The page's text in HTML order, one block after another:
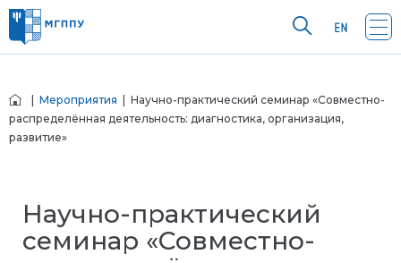
Мероприятия | Научно-практический семинар «Совместно-
распределённая деятельность: диагностика, организация,
развитие»
Научно-практический
семинар «Совместно-